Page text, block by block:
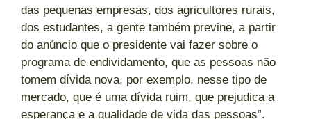
das pequenas empresas, dos agricultores rurais,
dos estudantes, a gente também previne, a partir
do anúncio que o presidente vai fazer sobre o
programa de endividamento, que as pessoas não
tomem dívida nova, por exemplo, nesse tipo de
mercado, que é uma dívida ruim, que prejudica a
esperança e a qualidade de vida das pessoas”.